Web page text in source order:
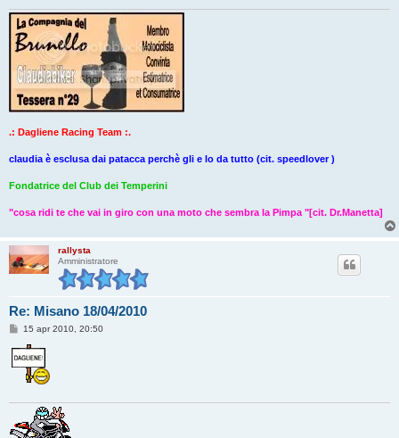
.: Dagliene Racing Team :.
claudia è esclusa dai patacca perchè gli e lo da tutto (cit. speedlover )
Fondatrice del Club dei Temperini
"cosa ridi te che vai in giro con una moto che sembra la Pimpa "[cit. Dr.Manetta]
rallysta
Amministratore
Re: Misano 18/04/2010
M
s
s
a
i
15 apr 2010, 20:50